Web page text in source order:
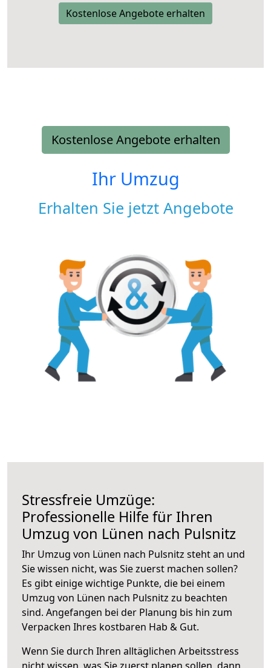
Kostenlose Angebote erhalten
Kostenlose Angebote erhalten
Ihr Umzug
Erhalten Sie jetzt Angebote
Stressfreie Umzüge:
Professionelle Hilfe für Ihren
Umzug von Lünen nach Pulsnitz
Ihr Umzug von Lünen nach Pulsnitz steht an und
Sie wissen nicht, was Sie zuerst machen sollen?
Es gibt einige wichtige Punkte, die bei einem
Umzug von Lünen nach Pulsnitz zu beachten
sind. Angefangen bei der Planung bis hin zum
Verpacken Ihres kostbaren Hab & Gut.
Wenn Sie durch Ihren alltäglichen Arbeitsstress